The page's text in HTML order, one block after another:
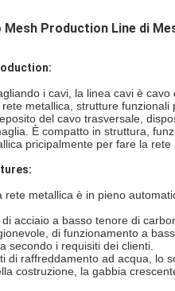
Production Line di
i cavi, la linea cavi è
metallica, strutture
del cavo trasversale,
È compatto in struttura,
pricipalmente per fare la rete
metallica è in pieno
acciaio a basso tenore di
di funzionamento a
secondo i requisiti dei clienti.
di raffreddamento ad acqua, lo
costruzione, la gabbia